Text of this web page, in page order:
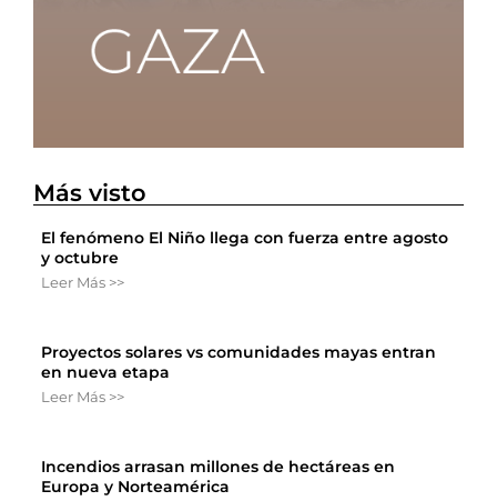
Más visto
El fenómeno El Niño llega con fuerza entre agosto
y octubre
Leer Más >>
Proyectos solares vs comunidades mayas entran
en nueva etapa
Leer Más >>
Incendios arrasan millones de hectáreas en
Europa y Norteamérica